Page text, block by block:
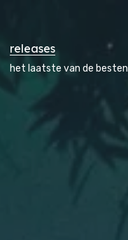
releases
het laatste van de besten